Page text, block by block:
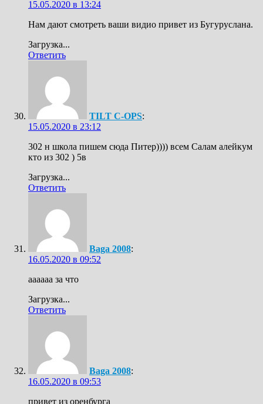
15.05.2020 в 13:24
Нам дают смотреть ваши видио привет из Бугуруслана.
Загрузка...
Ответить
TILT C-OPS:
15.05.2020 в 23:12
302 н школа пишем сюда Питер)))) всем Салам алейкум
кто из 302 ) 5в
Загрузка...
Ответить
Baga 2008:
16.05.2020 в 09:52
аааааа за что
Загрузка...
Ответить
Baga 2008:
16.05.2020 в 09:53
привет из оренбурга